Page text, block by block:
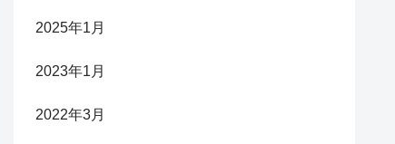
2025年1月
2023年1月
2022年3月